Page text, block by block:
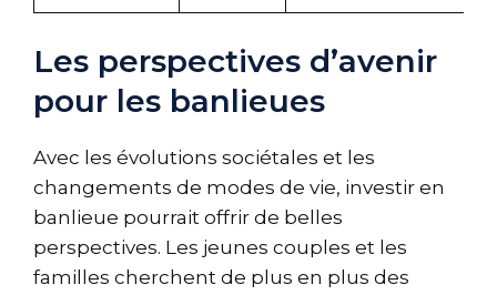
Les perspectives d’avenir
pour les banlieues
Avec les évolutions sociétales et les
changements de modes de vie, investir en
banlieue pourrait offrir de belles
perspectives. Les jeunes couples et les
familles cherchent de plus en plus des